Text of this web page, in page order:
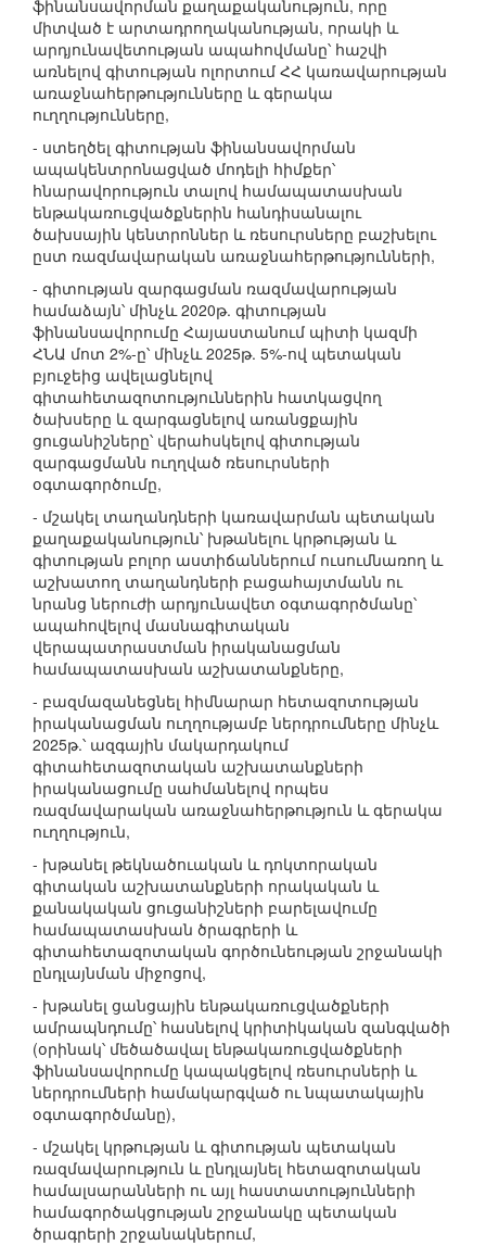
ֆինանսավորման քաղաքականություն, որը
միտված է արտադրողականության, որակի և
արդյունավետության ապահովմանը՝ հաշվի
առնելով գիտության ոլորտում ՀՀ կառավարության
առաջնահերթությունները և գերակա
ուղղությունները,
- ստեղծել գիտության ֆինանսավորման
ապակենտրոնացված մոդելի հիմքեր՝
հնարավորություն տալով համապատասխան
ենթակառուցվածքներին հանդիսանալու
ծախսային կենտրոններ և ռեսուրսները բաշխելու
ըստ ռազմավարական առաջնահերթությունների,
- գիտության զարգացման ռազմավարության
համաձայն՝ մինչև 2020թ. գիտության
ֆինանսավորումը Հայաստանում պիտի կազմի
ՀՆԱ մոտ 2%-ը՝ մինչև 2025թ. 5%-ով պետական
բյուջեից ավելացնելով
գիտահետազոտություններին հատկացվող
ծախսերը և զարգացնելով առանցքային
ցուցանիշները՝ վերահսկելով գիտության
զարգացմանն ուղղված ռեսուրսների
օգտագործումը,
- մշակել տաղանդների կառավարման պետական
քաղաքականություն՝ խթանելու կրթության և
գիտության բոլոր աստիճաններում ուսումնառող և
աշխատող տաղանդների բացահայտմանն ու
նրանց ներուժի արդյունավետ օգտագործմանը՝
ապահովելով մասնագիտական
վերապատրաստման իրականացման
համապատասխան աշխատանքները,
- բազմազանեցնել հիմնարար հետազոտության
իրականացման ուղղությամբ ներդրումները մինչև
2025թ.՝ ազգային մակարդակում
գիտահետազոտական աշխատանքների
իրականացումը սահմանելով որպես
ռազմավարական առաջնահերթություն և գերակա
ուղղություն,
- խթանել թեկնածուական և դոկտորական
գիտական աշխատանքների որակական և
քանակական ցուցանիշների բարելավումը
համապատասխան ծրագրերի և
գիտահետազոտական գործունեության շրջանակի
ընդլայնման միջոցով,
- խթանել ցանցային ենթակառուցվածքների
ամրապնդումը՝ հասնելով կրիտիկական զանգվածի
(օրինակ՝ մեծածավալ ենթակառուցվածքների
ֆինանսավորումը կապակցելով ռեսուրսների և
ներդրումների համակարգված ու նպատակային
օգտագործմանը),
- մշակել կրթության և գիտության պետական
ռազմավարություն և ընդլայնել հետազոտական
համալսարանների ու այլ հաստատությունների
համագործակցության շրջանակը պետական
ծրագրերի շրջանակներում,